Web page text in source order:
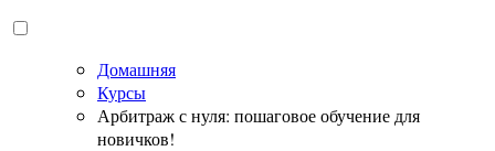
Домашняя
Курсы
Арбитраж с нуля: пошаговое обучение для
новичков!